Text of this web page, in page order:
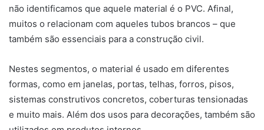
não identificamos que aquele material é o PVC. Afinal,
muitos o relacionam com aqueles tubos brancos – que
também são essenciais para a construção civil.
Nestes segmentos, o material é usado em diferentes
formas, como em janelas, portas, telhas, forros, pisos,
sistemas construtivos concretos, coberturas tensionadas
e muito mais. Além dos usos para decorações, também são